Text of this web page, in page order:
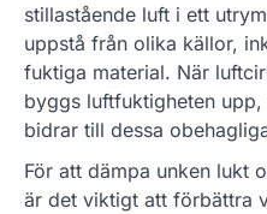
stillastående luft i ett
uppstå från olika källor,
fuktiga material. När
byggs luftfuktigheten
bidrar till dessa
För att dämpa unken lukt
är det viktigt att förbättra